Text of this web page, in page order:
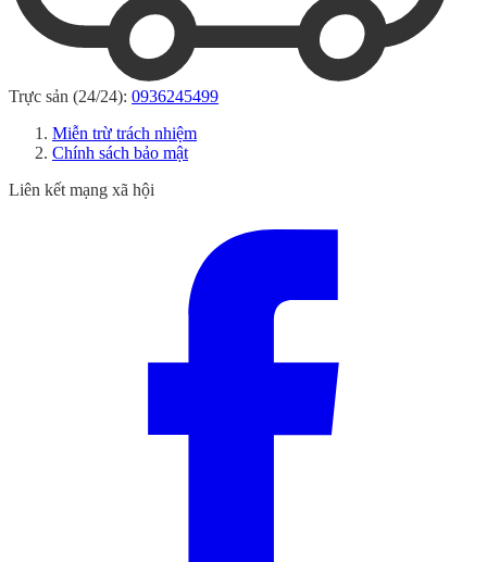
Trực sản (24/24): 0936245499
Miễn trừ trách nhiệm
Chính sách bảo mật
Liên kết mạng xã hội